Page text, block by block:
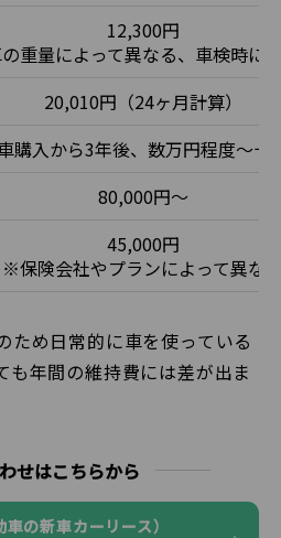
12,300円
重量によって異なる、車検時に
20,010円（24ヶ月計算）
購入から3年後、数万円程度～十
80,000円～
45,000円
※保険会社やプランによって異な
ため日常的に車を使っている
も年間の維持費には差が出ま
せはこちらから
の新車カーリース）